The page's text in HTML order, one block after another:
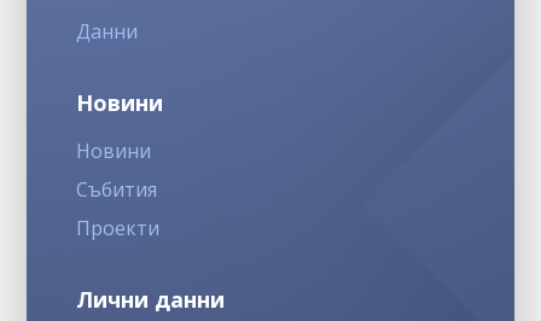
Данни
Новини
Новини
Събития
Проекти
Лични данни